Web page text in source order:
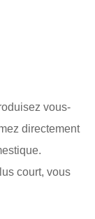
vous-
directement
court, vous